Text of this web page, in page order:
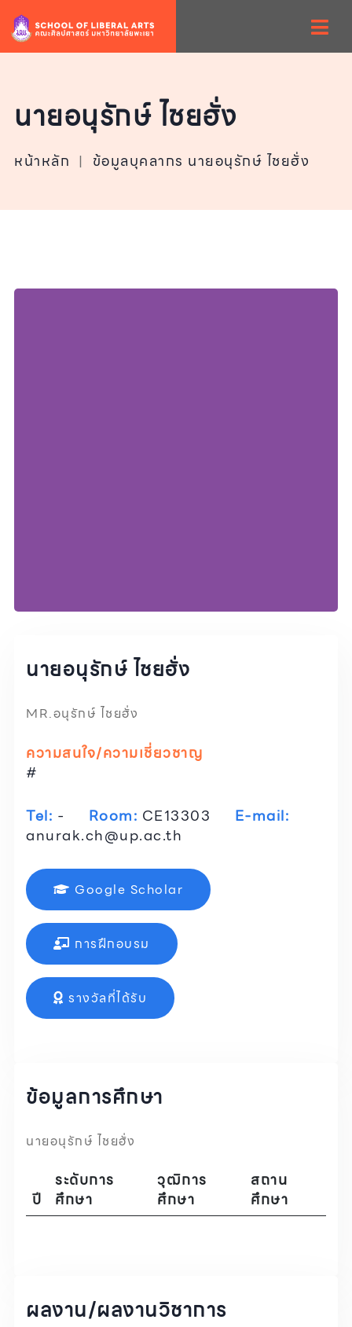
นายอนุรักษ์ ไชยฮั่ง
หน้าหลัก | ข้อมูลบุคลากร นายอนุรักษ์ ไชยฮั่ง
นายอนุรักษ์ ไชยฮั่ง
MR.อนุรักษ์ ไชยฮั่ง
ความสนใจ/ความเชี่ยวชาญ
#
Tel: - Room: CE13303 E-mail:
anurak.ch@up.ac.th
Google Scholar
การฝึกอบรม
รางวัลที่ได้รับ
ข้อมูลการศึกษา
นายอนุรักษ์ ไชยฮั่ง
ปี
ระดับการ
ศึกษา
วุฒิการ
ศึกษา
สถาน
ศึกษา
ผลงาน/ผลงานวิชาการ